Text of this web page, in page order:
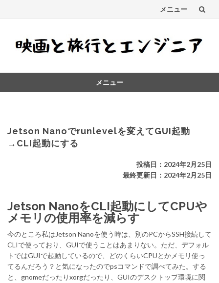
メニュー
メニュー
Jetson Nanoでrunlevelを変えてGUI起動
→CLI起動にする
投稿日：2024年2月25日
最終更新日：2024年2月25日
Jetson NanoをCLI起動にしてCPUや
メモリの使用率を減らす
今のところ私はJetson Nanoを使う時は、別のPCからSSH接続して
CLIで使っており、GUIで使うことはあまりない。ただ、デフォル
トではGUIで起動しているので、どのくらいCPUとかメモリ使っ
てるんだろう？と気になったのでpsコマンドで調べてみた。する
と、gnomeだったりxorgだったり、GUIのデスクトップ環境に関